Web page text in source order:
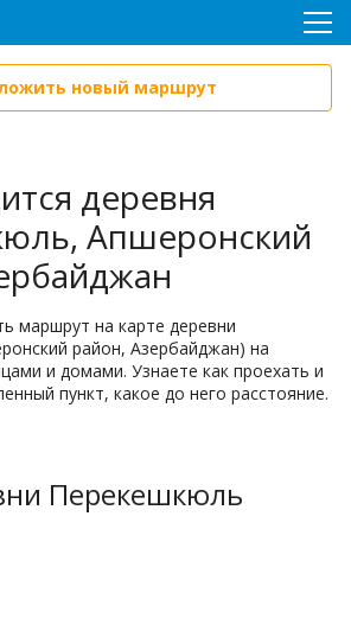
новый маршрут
деревня
Апшеронский
маршрут на карте деревни
район, Азербайджан) на
и домами. Узнаете как проехать и
пункт, какое до него расстояние.
Перекешкюль